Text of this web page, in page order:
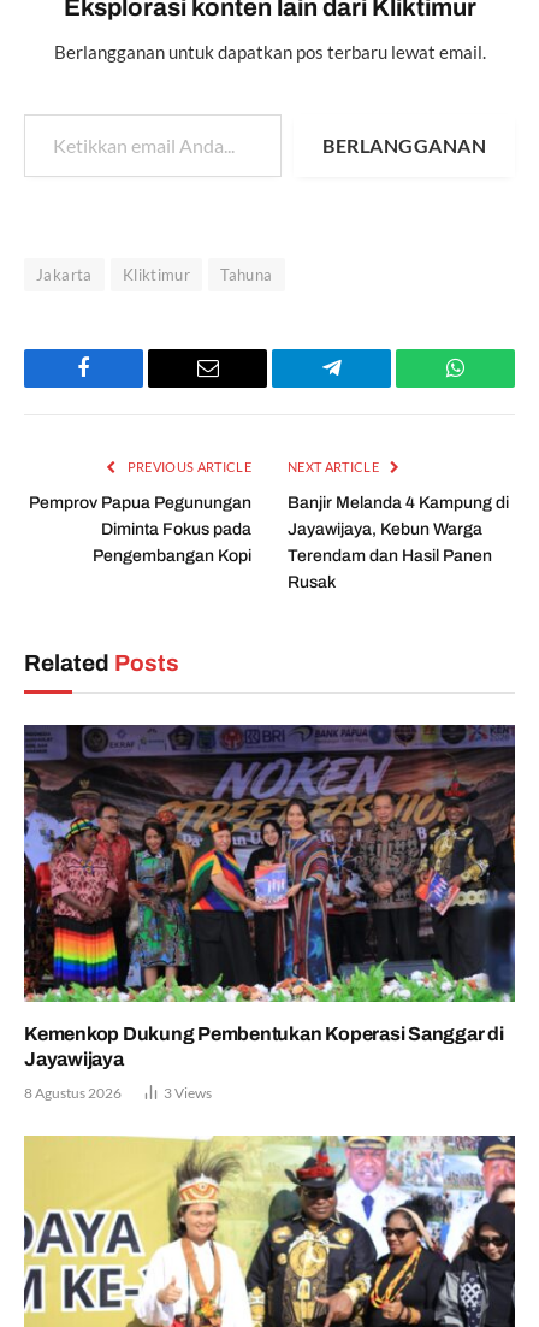
Eksplorasi konten lain dari Kliktimur
Berlangganan untuk dapatkan pos terbaru lewat email.
Ketikkan email Anda...
BERLANGGANAN
Jakarta Kliktimur Tahuna
Facebook Email Telegram
PREVIOUS ARTICLE
Pemprov Papua Pegunungan
Diminta Fokus pada
Pengembangan Kopi
NEXT ARTICLE
Banjir Melanda 4 Kampung di
Jayawijaya, Kebun Warga
Terendam dan Hasil Panen
Rusak
Related Posts
Kemenkop Dukung Pembentukan Koperasi Sanggar di
Jayawijaya
8 Agustus 2026 3Views